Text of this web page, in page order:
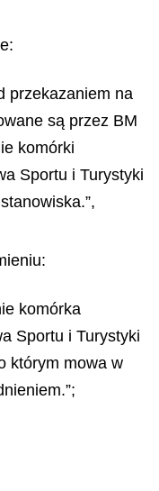
przekazaniem na
są przez BM
komórki
Sportu i Turystyki
komórka
Sportu i Turystyki
którym mowa w